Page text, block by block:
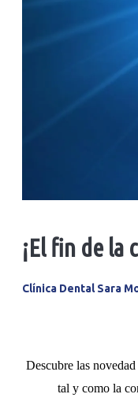
¡El fin de la
Clínica Dental Sara
Descubre las
tal y como la